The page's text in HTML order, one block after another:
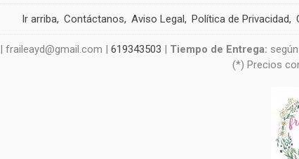
Ir arriba Contáctanos Aviso Legal Política de Privacidad
| fraileayd@gmail.com |619343503 | Tiempo de Entrega:
(*) Precios